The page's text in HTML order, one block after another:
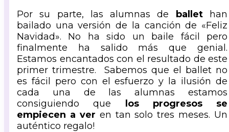
Por su parte, las alumnas de
ballethan
bailado una versión de la canción de «Feliz
Navidad». No ha sido un baile fácil pero
finalmente ha salido más que genial.
Estamos encantados con el resultado de este
primer trimestre. Sabemos que el ballet no
es fácil pero con el esfuerzo y la ilusión de
cada una de las alumnas estamos
consiguiendo que
los progresos se
empiecen a ver en tan solo tres meses. Un
auténtico regalo!